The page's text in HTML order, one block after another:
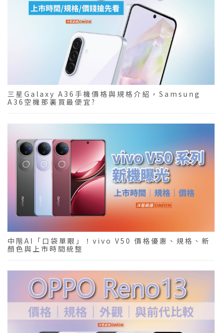
三星Galaxy A36手機價格與規格介紹，Samsung
A36空機那裏買最便宜?
中階AI「口袋單眼」！vivo V50 價格優惠、規格、新
顏色與上市時間統整